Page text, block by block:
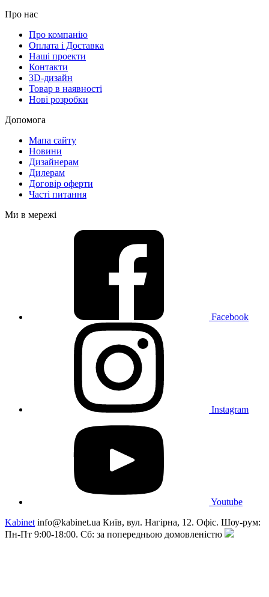
Про нас
Про компанію
Оплата і Доставка
Наші проекти
Контакти
3D-дизайн
Товар в наявності
Нові розробки
Допомога
Мапа сайту
Новини
Дизайнерам
Дилерам
Договір оферти
Часті питання
Ми в мережі
Facebook
Instagram
Youtube
Kabinet info@kabinet.ua Київ, вул. Нагірна, 12. Офіс. Шоу-рум:
Пн-Пт 9:00-18:00. Сб: за попередньою домовленістю